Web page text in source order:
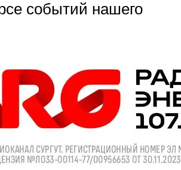
событий нашего